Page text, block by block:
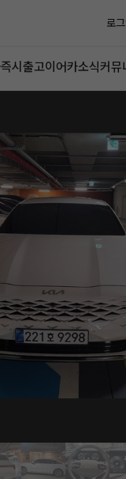
로
시출고이어카소식커뮤